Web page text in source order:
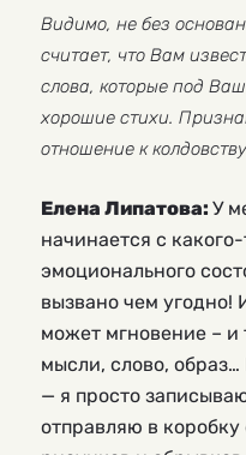
Видимо, не без
считает, что Вам
слова, которые под
хорошие стихи.
отношение к
Елена Липатова: У
начинается с
эмоционального
вызвано чем угодно!
может мгновение – и
мысли, слово,
— я просто
отправляю в